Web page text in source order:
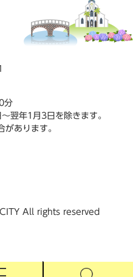
分
翌年1月3日を除きます。
があります。
All rights reserved